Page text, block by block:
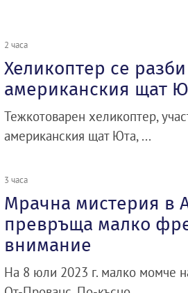
2 часа
Хеликоптер се
американския щат
Тежкотоварен хеликоптер,
американския щат Юта, ...
3 часа
Мрачна мистерия в
превръща малко
внимание
На 8 юли 2023 г. малко момче